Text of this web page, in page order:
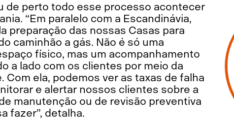
de perto todo esse processo acontecer
“Em paralelo com a Escandinávia,
preparação das nossas Casas para
caminhão a gás. Não é só uma
físico, mas um acompanhamento
a lado com os clientes por meio da
Com ela, podemos ver as taxas de falha
e alertar nossos clientes sobre a
manutenção ou de revisão preventiva
fazer”, detalha.